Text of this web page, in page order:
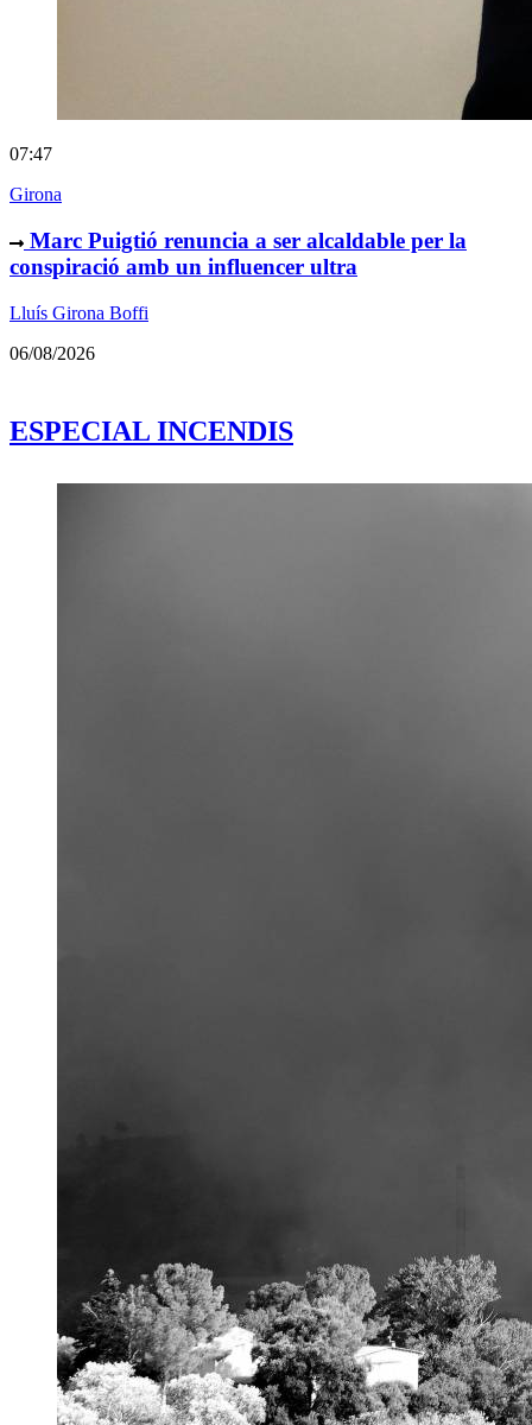
07:47
Girona
Marc Puigtió renuncia a ser alcaldable per la
conspiració amb un influencer ultra
Lluís Girona Boffi
06/08/2026
ESPECIAL INCENDIS